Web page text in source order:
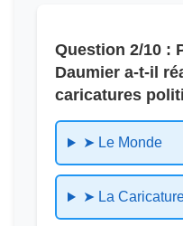
Question 2/10 :
Daumier a-t-il
caricatures
➤ Le Monde
➤ La